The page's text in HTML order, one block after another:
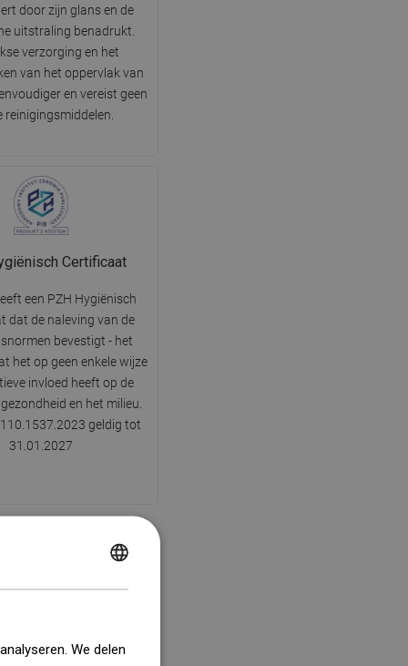
door zijn glans en de
uitstraling benadrukt.
verzorging en het
van het oppervlak van
en vereist geen
reinigingsmiddelen.
Certificaat
een PZH Hygiënisch
dat de naleving van de
bevestigt - het
het op geen enkele wijze
invloed heeft op de
en het milieu.
geldig tot
31.01.2027
We delen